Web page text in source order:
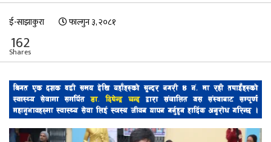
ई-साझाकुरा फाल्गुन ३, २०८१
162
Shares